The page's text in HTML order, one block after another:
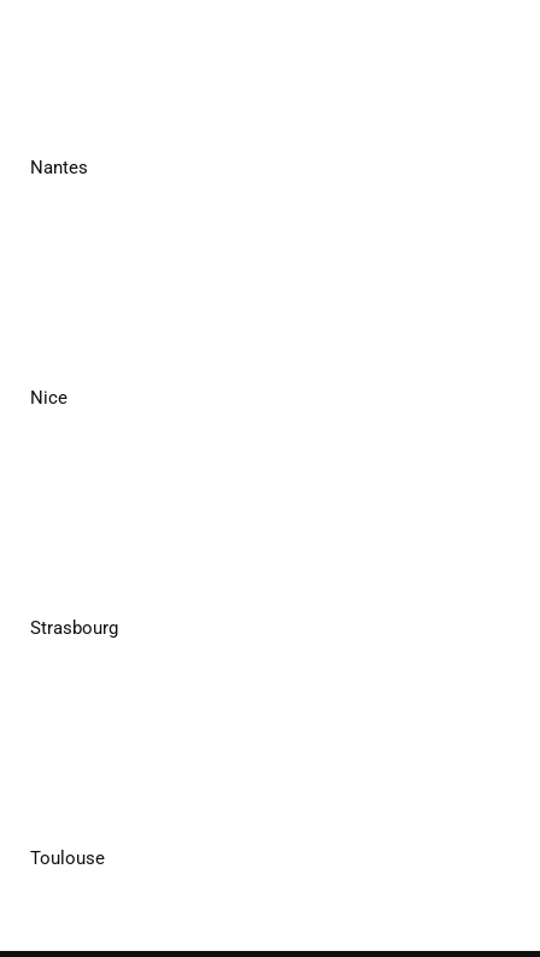
Nantes
Nice
Strasbourg
Toulouse